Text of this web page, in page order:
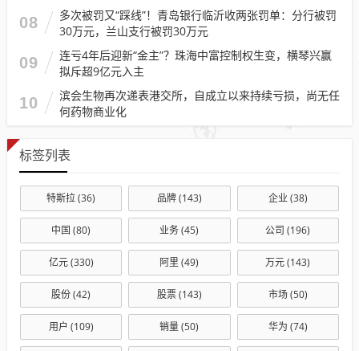
08
多次被罚又“踩线”！青岛银行临沂收两张罚单：分行被罚
30万元，兰山支行被罚30万元
09
连亏4年后迎新“金主”？珠海中富控制权生变，横琴兴赢
拟斥超9亿元入主
10
滨会生物再次递表港交所，自成立以来持续亏损，尚无任
何药物商业化
标签列表
特斯拉(36) 品牌(143) 企业(38)
中国 (80) 业务(45) 公司 (196)
亿元(330) 阿里 (49) 万元(143)
股份(42) 股票(143) 市场(50)
用户 (109) 销量(50) 华为 (74)